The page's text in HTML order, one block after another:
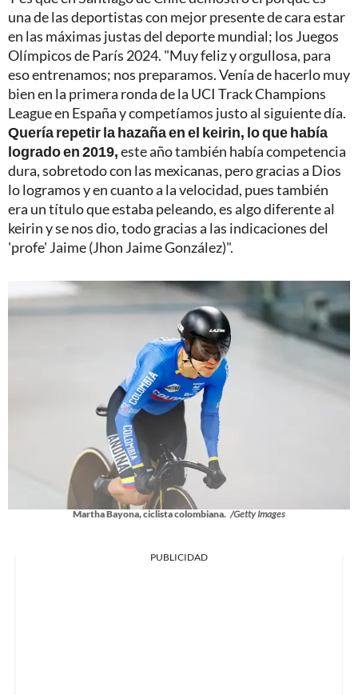
una de las deportistas con mejor presente de cara estar
en las máximas justas del deporte mundial; los Juegos
Olímpicos de París 2024. "Muy feliz y orgullosa, para
eso entrenamos; nos preparamos. Venía de hacerlo muy
bien en la primera ronda de la UCI Track Champions
League en España y competíamos justo al siguiente día.
Quería repetir la hazaña en el keirin, lo que había
logrado en 2019,este año también había competencia
dura, sobretodo con las mexicanas, pero gracias a Dios
lo logramos y en cuanto a la velocidad, pues también
era un título que estaba peleando, es algo diferente al
keirin y se nos dio, todo gracias a las indicaciones del
'profe' Jaime (Jhon Jaime González)".
Martha Bayona, ciclista colombiana. /Getty Images
PUBLICIDAD